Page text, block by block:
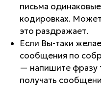
письма
кодировках.
это раздражает.
Если Вы-таки
сообщения по
— напишите фразу
получать